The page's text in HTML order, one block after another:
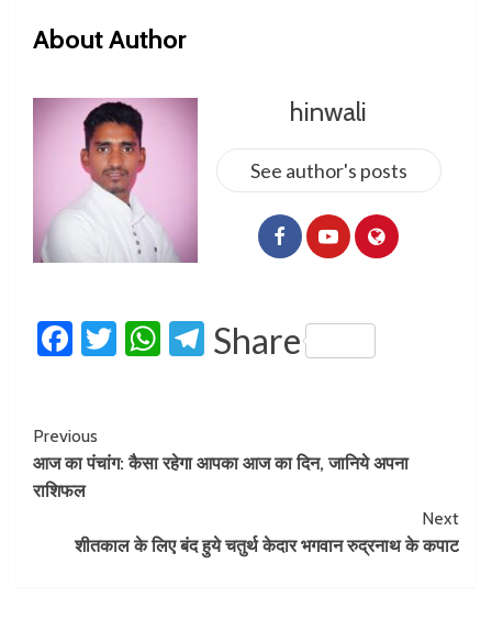
About Author
hinwali
See author's posts
Facebook
Twitter
WhatsApp
Telegram
Share
Previous
आज का पंचांग: कैसा रहेगा आपका आज का दिन, जानिये अपना
राशिफल
Next
शीतकाल के लिए बंद हुये चतुर्थ केदार भगवान रुद्रनाथ के कपाट